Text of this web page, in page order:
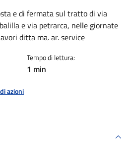
notizia
e di fermata sul tratto di via
e via petrarca, nelle giornate
ditta ma. ar. service
Tempo di lettura:
1 min
azioni